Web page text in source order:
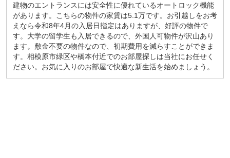
建物のエントランスには安全性に優れているオートロック機能
があります。こちらの物件の家賃は5.1万です。お引越しをお考
えなら令和8年4月の入居日指定はありますが、好評の物件で
す。大学の留学生も入居できるので、外国人可物件が沢山あり
ます。敷金不要の物件なので、初期費用を減らすことができま
す。相模原市緑区や橋本付近でのお部屋探しは当社にお任せく
ださい。お気に入りのお部屋で快適な新生活を始めましょう。